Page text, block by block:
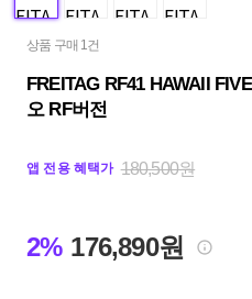
상품 구매 1건
FREITAG RF41 HAWAII
오 RF버전
앱 전용 혜택가 180,500원
2% 176,890원